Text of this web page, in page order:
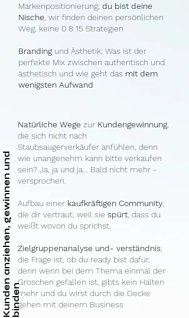
Markenpositionierung; du bist deine
Nische , wir finden deinen persönlichen
Weg, keine 0 8 15 Strategien
Branding und Ästhetik; Was ist der
perfekte Mix zwischen authentisch und
ästhetisch und wie geht das mit dem
wenigsten Aufwand
Natürliche Wege zur Kundengewinnung
die sich nicht nach
Staubsaugerverkäufer anfühlen, denn
wie unangenehm kann bitte verkaufen
sein? Ja, ja und ja... Bald nicht mehr -
versprochen.
Aufbau einer kaufkräftigen Community
die dir vertraut, weil sie spürt , dass du
weißt wovon du sprichst.
Zielgruppenanalyse und- verständnis;
die Frage ist, ob du ready bist dafür,
denn wenn bei dem Thema einmal der
Groschen gefallen ist, gibts kein Halten
mehr und du wirst durch die Decke
gehen mit deinem Business
K
u
n
d
e
n
a
n
z
i
e
h
e
n
,
g
e
w
i
n
n
e
n
u
n
d
b
i
n
d
en